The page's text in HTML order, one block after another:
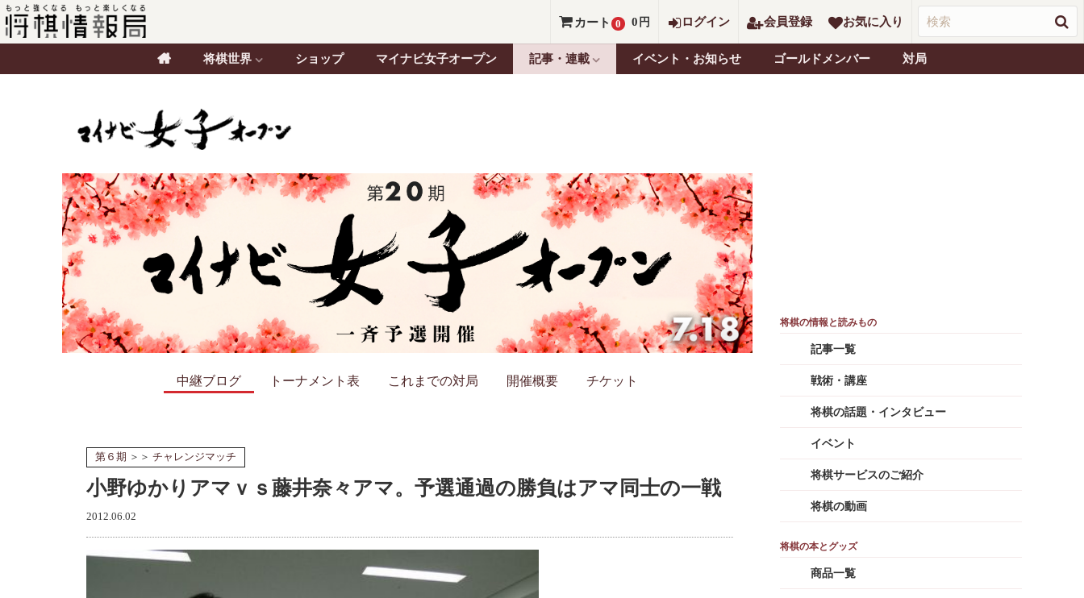
カート 0 0 円 ログイン 会員登録 お気に入り
将棋世界 ショップ マイナビ女子オープン 記事・連載 イベント・お知らせ ゴールドメンバー 対局
中継ブログ トーナメント表 これまでの対局 開催概要 チケット
第６期 ＞＞ チャレンジマッチ
小野ゆかりアマｖｓ藤井奈々アマ。予選通過の勝負はアマ同士の一戦
2012.06.02
記事一覧
戦術・講座
将棋の話題・インタビュー
イベント
将棋サービスのご紹介
将棋の動画
商品一覧